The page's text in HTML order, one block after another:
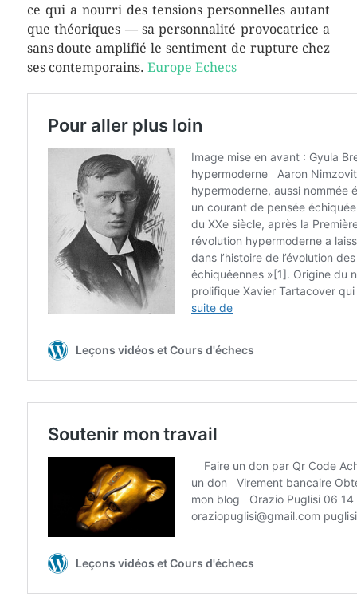
ce qui a nourri des tensions personnelles autant
que théoriques — sa personnalité provocatrice a
sans doute amplifié le sentiment de rupture chez
ses contemporains. Europe Echecs